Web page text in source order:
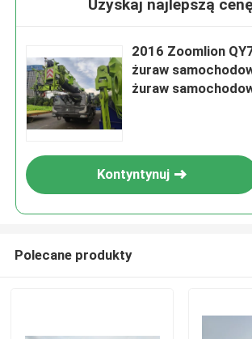
Uzyskaj najlepszą
2016 Zoomlion
żuraw
żuraw
Kontyntynuj
Polecane produkty